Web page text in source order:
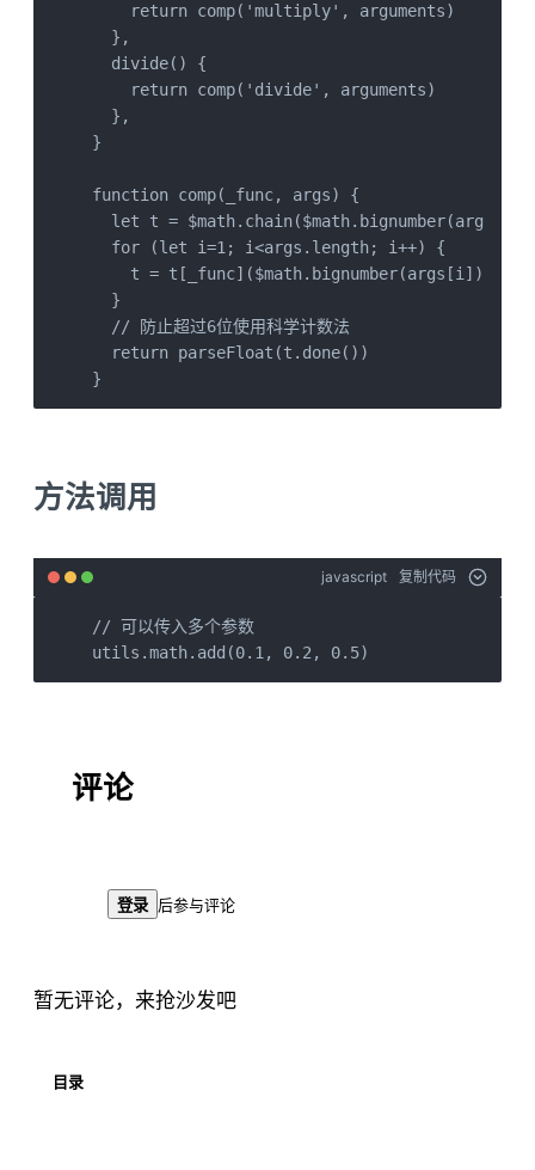
    return comp('multiply', arguments)
  },
  divide() {
    return comp('divide', arguments)
  },
}
function comp(_func, args) {
let t =
  for (let i=1; i<args.length; i++) {
    t = t[_func]($math.bignumber(args[i]))
  }
  // 防止超过6位使用科学计数法
  return parseFloat(t.done())
}
方法调用
javascript 复制代码
// 可以传入多个参数
utils.math.add(0.1, 0.2, 0.5)
评论
登录 后参与评论
暂无评论，来抢沙发吧
目录